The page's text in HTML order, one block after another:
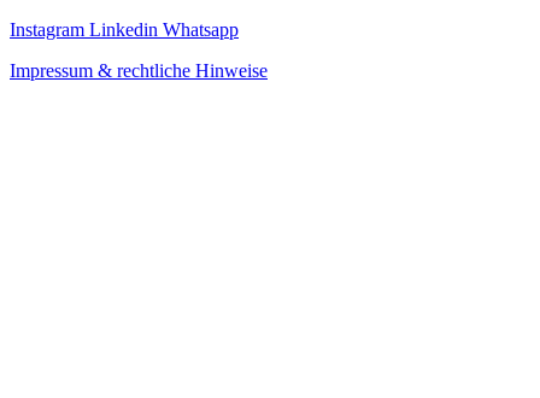
Instagram Linkedin Whatsapp
Impressum & rechtliche Hinweise